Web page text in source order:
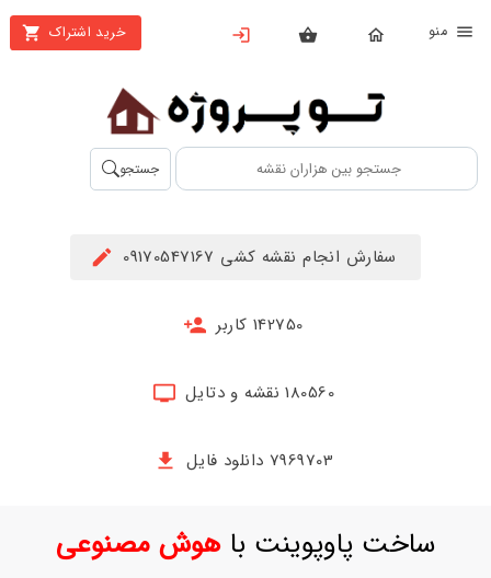
خرید اشتراک
بستن
محصولات
تهیه
اشتراک
حساب
جستجو
سفارش انجام نقشه کشی 09170547167
142750 کاربر
180560 نقشه و دتایل
7969703 دانلود فایل
ساخت پاوپوینت باهوش مصنوعی